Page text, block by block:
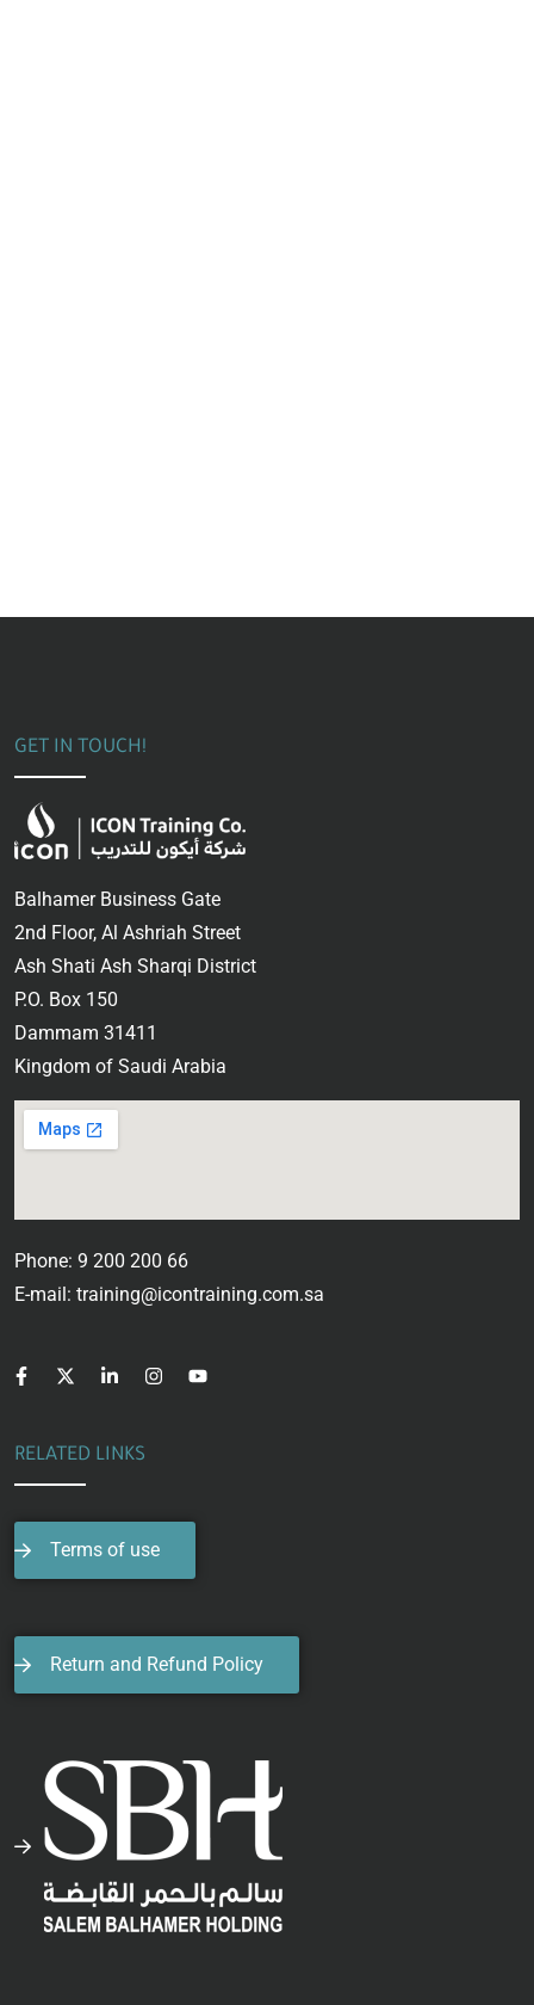
GET IN TOUCH!
Balhamer Business Gate
2nd Floor, Al Ashriah Street
Ash Shati Ash Sharqi District
P.O. Box 150
Dammam 31411
Kingdom of Saudi Arabia
Phone: 9 200 200 66
E-mail: training@icontraining.com.sa
RELATED LINKS
Terms of use
Return and Refund Policy